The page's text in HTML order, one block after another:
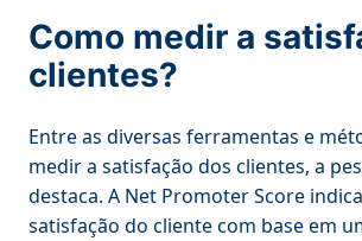
Como medir a
clientes?
Entre as diversas ferramentas e
medir a satisfação dos clientes, a
destaca. A Net Promoter Score
satisfação do cliente com base em